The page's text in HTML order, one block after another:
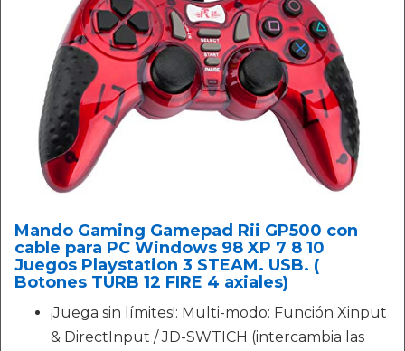
Mando Gaming Gamepad Rii GP500 con
cable para PC Windows 98 XP 7 8 10
Juegos Playstation 3 STEAM. USB. (
Botones TURB 12 FIRE 4 axiales)
¡Juega sin límites!: Multi-modo: Función Xinput
& DirectInput / JD-SWTICH (intercambia las